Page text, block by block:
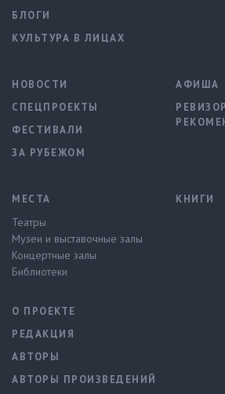
БЛОГИ
КУЛЬТУРА В ЛИЦАХ
НОВОСТИ
СПЕЦПРОЕКТЫ
ФЕСТИВАЛИ
ЗА РУБЕЖОМ
АФИША
РЕВИЗОР
МЕСТА
Театры
Музеи и выставочные залы
Концертные залы
Библиотеки
КНИГИ
О ПРОЕКТЕ
РЕДАКЦИЯ
АВТОРЫ
АВТОРЫ ПРОИЗВЕДЕНИЙ